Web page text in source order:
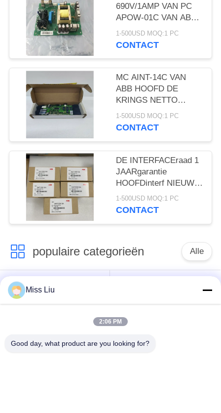
690V/1AMP VAN PC
APOW-01C VAN ABB
NIEUWE DE
OMSCHAKELAARSmacht
1-500USD MOQ:1 PC
CONTACT
MC AINT-14C VAN
ABB HOOFD DE
KRINGS NETTO
LENGTE VAN DE
INTERFACEraad: 130
1-500USD MOQ:1 PC
CONTACT
DE INTERFACEraad 1
JAARgarantie
HOOFDinterf NIEUW
ACE VAN ABB AINT-
12C
1-500USD MOQ:1 PC
CONTACT
populaire categorieën Alle
industriële
servomotor
Miss Liu
2:06 PM
Good day, what product are you looking for?